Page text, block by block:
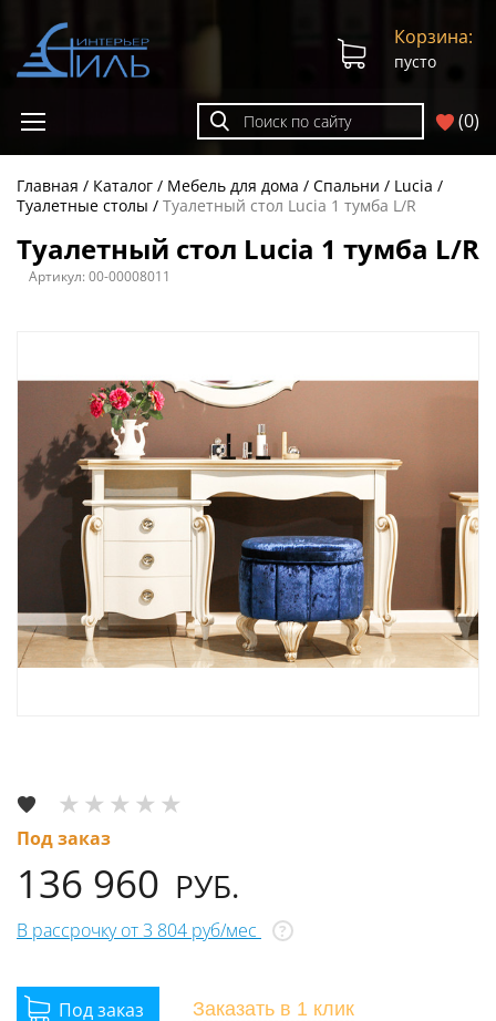
(0)
Корзина:
пусто
Главная Каталог Мебель для дома Спальни
Lucia
Туалетные столы
Туалетный стол Lucia 1 тумба L/R
Туалетный стол Lucia 1 тумба L/R
Артикул:00-00008011
Под заказ
136 960 РУБ.
В рассрочку от 3 804 руб/мес ?
Заказать в 1 клик